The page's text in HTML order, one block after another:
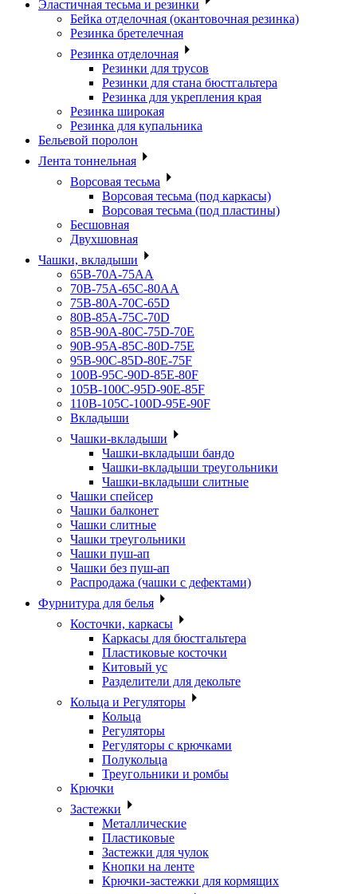
Эластичная тесьма и резинки
Бейка отделочная (окантовочная резинка)
Резинка бретелечная
Резинка отделочная
Резинки для трусов
Резинки для стана бюстгальтера
Резинка для укрепления края
Резинка широкая
Резинка для купальника
Бельевой поролон
Лента тоннельная
Ворсовая тесьма
Ворсовая тесьма (под каркасы)
Ворсовая тесьма (под пластины)
Бесшовная
Двухшовная
Чашки, вкладыши
65B-70A-75АА
70В-75А-65С-80АА
75В-80А-70С-65D
80В-85А-75С-70D
85В-90А-80С-75D-70E
90B-95A-85C-80D-75E
95B-90C-85D-80E-75F
100B-95C-90D-85E-80F
105B-100C-95D-90E-85F
110B-105C-100D-95E-90F
Вкладыши
Чашки-вкладыши
Чашки-вкладыши бандо
Чашки-вкладыши треугольники
Чашки-вкладыши слитные
Чашки спейсер
Чашки балконет
Чашки слитные
Чашки треугольники
Чашки пуш-ап
Чашки без пуш-ап
Распродажа (чашки с дефектами)
Фурнитура для белья
Косточки, каркасы
Каркасы для бюстгальтера
Пластиковые косточки
Китовый ус
Разделители для декольте
Кольца и Регуляторы
Кольца
Регуляторы
Регуляторы с крючками
Полукольца
Треугольники и ромбы
Крючки
Застежки
Металлические
Пластиковые
Застежки для чулок
Кнопки на ленте
Крючки-застежки для кормящих